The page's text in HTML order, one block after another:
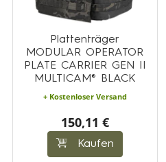
Plattenträger
MODULAR OPERATOR
PLATE CARRIER GEN II
MULTICAM® BLACK
+ Kostenloser Versand
150,11 €
Kaufen